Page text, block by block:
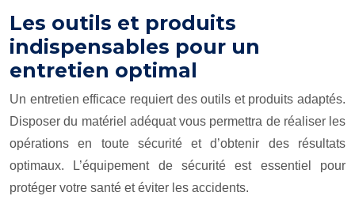
Les outils et produits
indispensables pour un
entretien optimal
Un entretien efficace requiert des outils et produits adaptés.
Disposer du matériel adéquat vous permettra de réaliser les
opérations en toute sécurité et d’obtenir des résultats
optimaux. L’équipement de sécurité est essentiel pour
protéger votre santé et éviter les accidents.